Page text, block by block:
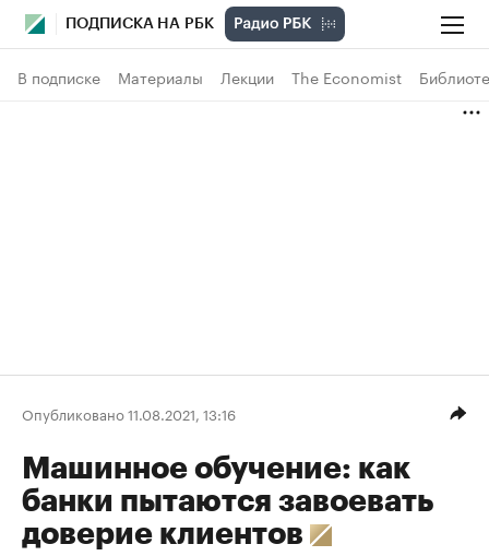
ПОДПИСКА НА РБК
В подписке Материалы Лекции The Economist
Опубликовано 11.08.2021, 13:16
Машинное обучение: как
банки пытаются завоевать
доверие клиентов